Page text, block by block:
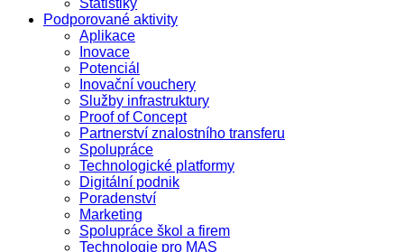
Statistiky
Podporované aktivity
Aplikace
Inovace
Potenciál
Inovační vouchery
Služby infrastruktury
Proof of Concept
Partnerství znalostního transferu
Spolupráce
Technologické platformy
Digitální podnik
Poradenství
Marketing
Spolupráce škol a firem
Technologie pro MAS